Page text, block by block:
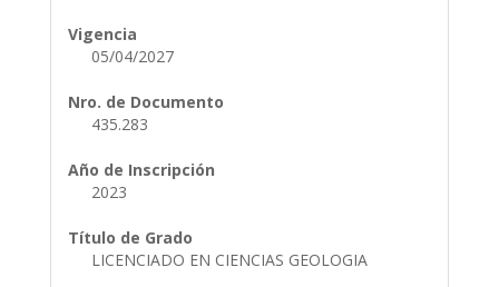
Vigencia
05/04/2027
Nro. de Documento
435.283
Año de Inscripción
2023
Título de Grado
LICENCIADO EN CIENCIAS GEOLOGIA